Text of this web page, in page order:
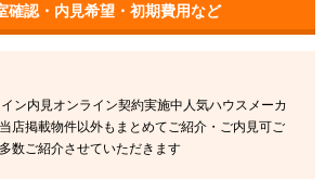
確認・内見希望・初期費用など
ン内見オンライン契約実施中人気ハウスメーカ
店掲載物件以外もまとめてご紹介・ご内見可ご
数ご紹介させていただきます